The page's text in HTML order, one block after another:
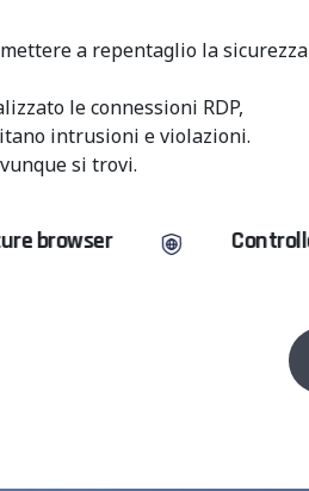
a repentaglio la sicurezza
le connessioni RDP,
intrusioni e violazioni.
si trovi.
Controllo accessi